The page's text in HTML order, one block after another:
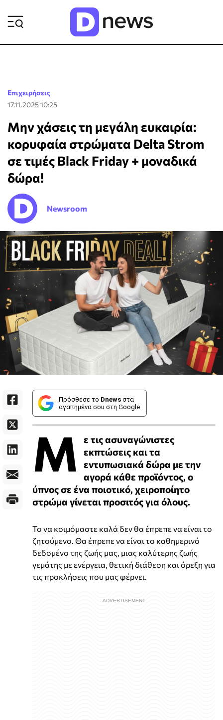
Επιχειρήσεις
17.11.2025 10:25
Μην χάσεις τη μεγάλη ευκαιρία:
κορυφαία στρώματα Delta Strom
σε τιμές Black Friday + μοναδικά
δώρα!
Newsroom
Πρόσθεσε το Dnews στα
αγαπημένα σου στη Google
Μ
ε τις ασυναγώνιστες
εκπτώσεις και τα
εντυπωσιακά δώρα με την
αγορά κάθε προϊόντος, ο
ύπνος σε ένα ποιοτικό, χειροποίητο
στρώμα γίνεται προσιτός για όλους.
Το να κοιμόμαστε καλά δεν θα έπρεπε να είναι το
ζητούμενο. Θα έπρεπε να είναι το καθημερινό
δεδομένο της ζωής μας, μιας καλύτερης ζωής
γεμάτης με ενέργεια, θετική διάθεση και όρεξη για
τις προκλήσεις που μας φέρνει.